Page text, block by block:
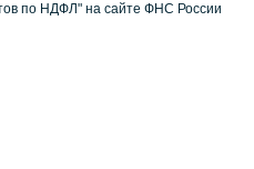
по НДФЛ" на сайте ФНС России